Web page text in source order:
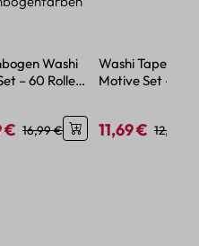
Washi
– 60 Rollen
€ Regulärer Preis:
16,99 €
Washi Tape
Motive Set – 12-
Verkaufspreis:
11,69 € 12,99 €